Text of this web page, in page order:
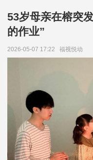
53岁母亲在榕突
的作业”
2026-05-07 17:22 福视悦动